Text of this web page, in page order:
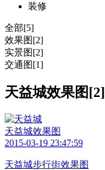
装修
全部[5]
效果图[2]
实景图[2]
交通图[1]
天益城效果图[2]
天益城效果图
2015-03-19 23:47:59
天益城步行街效果图